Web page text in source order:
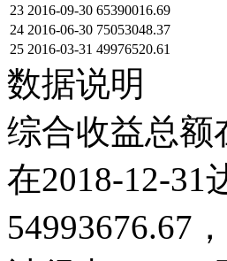
23 2016-09-30 65390016.69
24 2016-06-30 75053048.37
25 2016-03-31 49976520.61
数据说明
综合收益总额
在2018-12-31
54993676.67